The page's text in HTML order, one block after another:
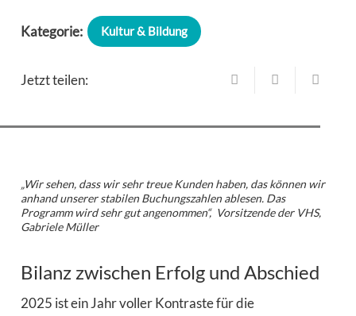
Kategorie: Kultur & Bildung
Jetzt teilen:
„Wir sehen, dass wir sehr treue Kunden haben, das können wir
anhand unserer stabilen Buchungszahlen ablesen. Das
Programm wird sehr gut angenommen“, Vorsitzende der VHS,
Gabriele Müller
Bilanz zwischen Erfolg und Abschied
2025 ist ein Jahr voller Kontraste für die